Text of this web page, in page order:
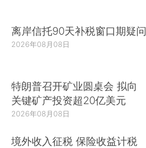
离岸信托90天补税窗口期疑问
2026年08月08日
特朗普召开矿业圆桌会 拟向
关键矿产投资超20亿美元
2026年08月08日
境外收入征税 保险收益计税